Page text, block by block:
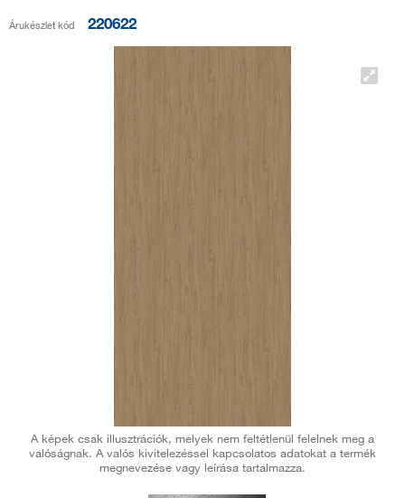
Árukészlet kód 220622
A képek csak illusztrációk, melyek nem feltétlenül felelnek meg a
valóságnak. A valós kivitelezéssel kapcsolatos adatokat a termék
megnevezése vagy leírása tartalmazza.